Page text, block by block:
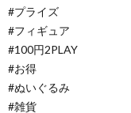
#プライズ
#フィギュア
#100円2PLAY
#お得
#ぬいぐるみ
#雑貨